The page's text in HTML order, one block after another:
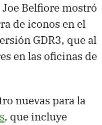
Joe Belfiore mostró
de iconos en el
GDR3, que al
en las oficinas de
nuevas para la
, que incluye